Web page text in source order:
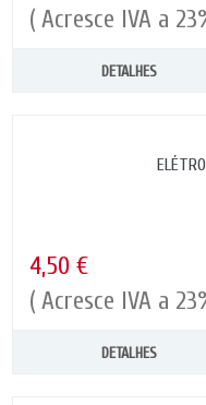
( Acresce IVA a
DETALHES
4,50 €
( Acresce IVA a
DETALHES